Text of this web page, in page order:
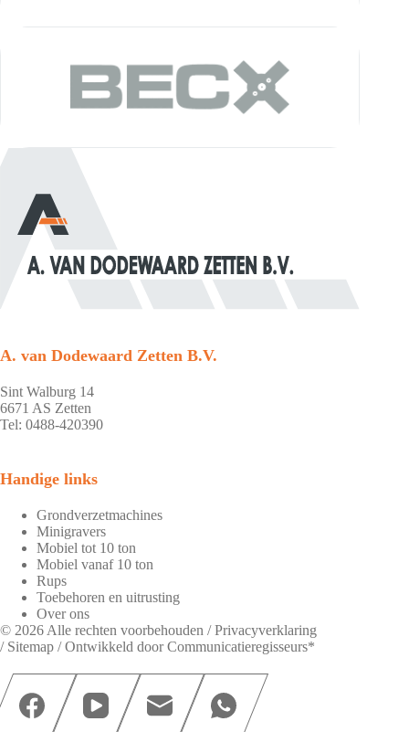
A. van Dodewaard Zetten B.V.
Sint Walburg 14
6671 AS Zetten
Tel: 0488-420390
Handige links
Grondverzetmachines
Minigravers
Mobiel tot 10 ton
Mobiel vanaf 10 ton
Rups
Toebehoren en uitrusting
Over ons
© 2026 Alle rechten voorbehouden /Privacyverklaring
/ Sitemap / Ontwikkeld doorCommunicatieregisseurs*